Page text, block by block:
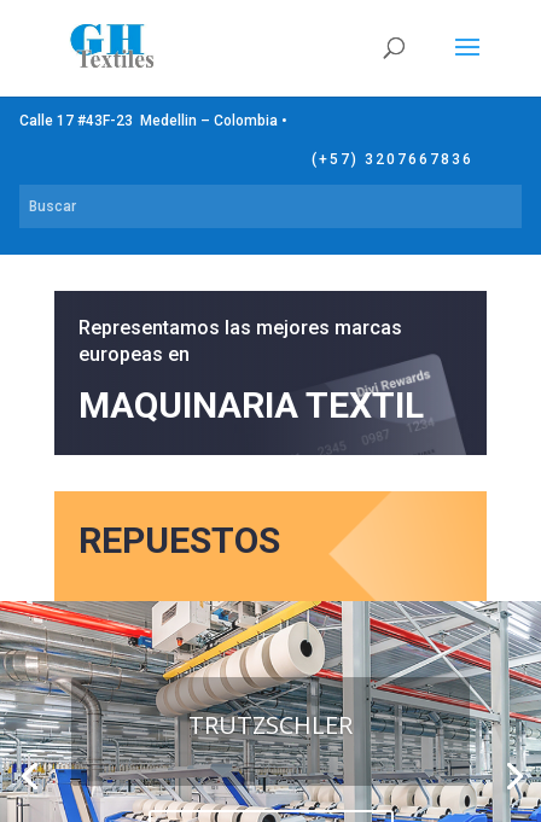
Calle 17 #43F-23 Medellin – Colombia •
(+57) 3207667836
Representamos las mejores marcas
europeas en
MAQUINARIA TEXTIL
REPUESTOS
TRUTZSCHLER